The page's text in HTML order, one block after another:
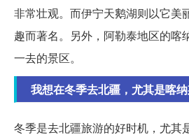
非常壮观。而伊宁天鹅湖则以它美
趣而著名。另外，阿勒泰地区的喀
一去的景区。
我想在冬季去北疆，尤其是喀
冬季是去北疆旅游的好时机，尤其